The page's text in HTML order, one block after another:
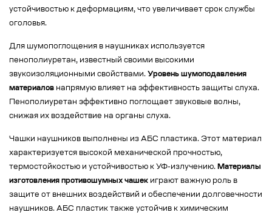
устойчивостью к деформациям, что увеличивает срок службы
оголовья.
Для шумопоглощения в наушниках используется
пенополиуретан, известный своими высокими
звукоизоляционными свойствами. Уровень шумоподавления
материалов напрямую влияет на эффективность защиты слуха.
Пенополиуретан эффективно поглощает звуковые волны,
снижая их воздействие на органы слуха.
Чашки наушников выполнены из АБС пластика. Этот материал
характеризуется высокой механической прочностью,
термостойкостью и устойчивостью к УФ-излучению. Материалы
изготовления противошумных чашек играют важную роль в
защите от внешних воздействий и обеспечении долговечности
наушников. АБС пластик также устойчив к химическим